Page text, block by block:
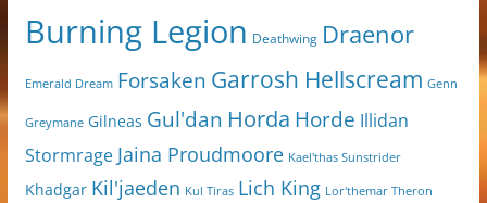
Burning Legion Deathwing Draenor
Emerald Dream Forsaken Garrosh Hellscream Genn
Greymane Gilneas Gul'dan Horda Horde Illidan
Stormrage Jaina Proudmoore Kael'thas Sunstrider
Khadgar Kil'jaeden Kul Tiras Lich King Lor'themar Theron